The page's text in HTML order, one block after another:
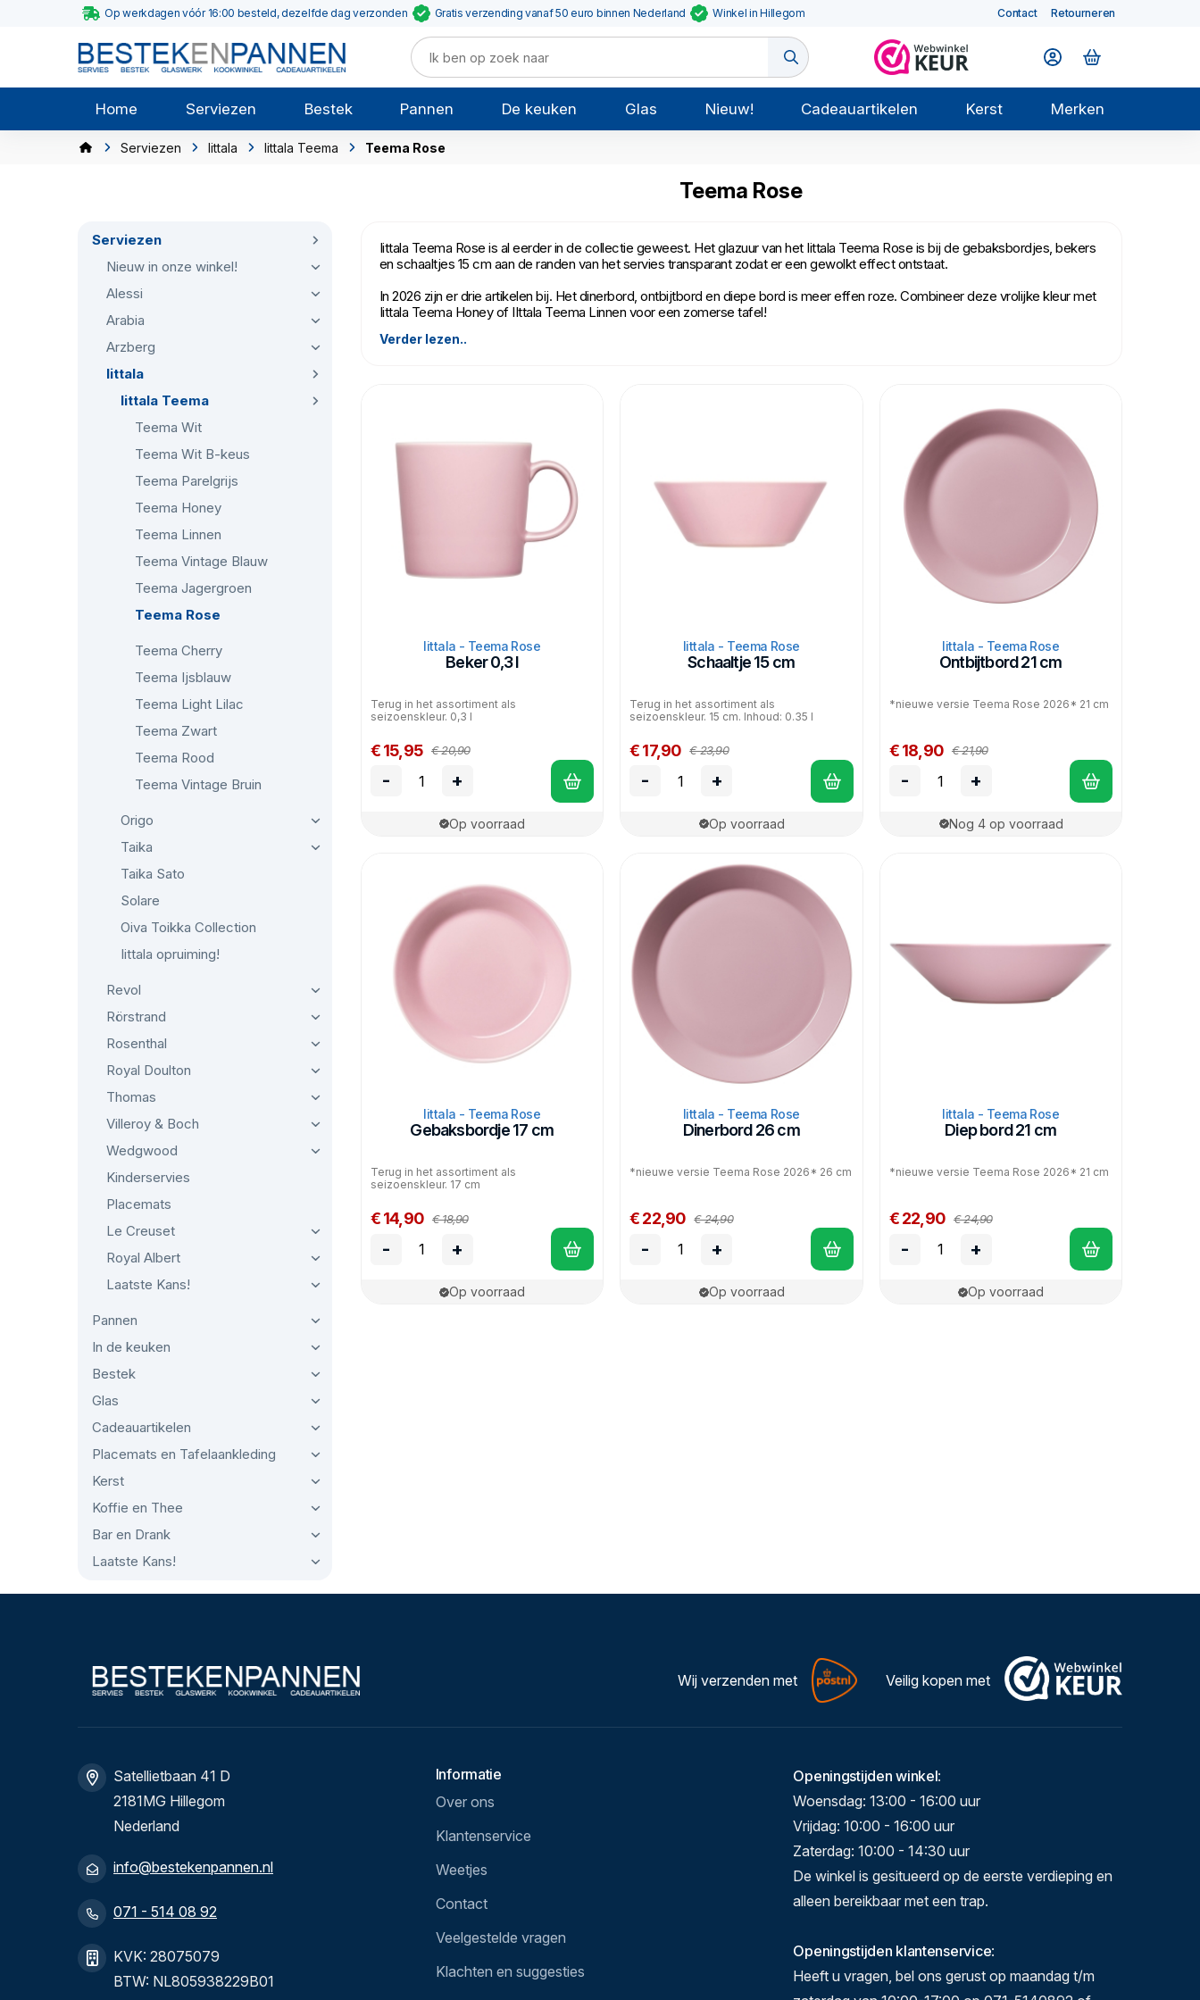
Op werkdagen vóór 16:00 besteld, dezelfde dag verzonden Gratis verzending vanaf 50 euro binnen Nederland Winkel in Hillegom Contact Retourneren
Home Serviezen Bestek Pannen De keuken Glas Nieuw! Cadeauartikelen Kerst Merken
Serviezen Iittala Iittala Teema Teema Rose
Serviezen
Nieuw in onze winkel!
Alessi
Arabia
Arzberg
Iittala
Iittala Teema
Teema Wit
Teema Wit B-keus
Teema Parelgrijs
Teema Honey
Teema Linnen
Teema Vintage Blauw
Teema Jagergroen
Teema Rose
Teema Cherry
Teema Ijsblauw
Teema Light Lilac
Teema Zwart
Teema Rood
Teema Vintage Bruin
Origo
Taika
Taika Sato
Solare
Oiva Toikka Collection
Iittala opruiming!
Revol
Rörstrand
Rosenthal
Royal Doulton
Thomas
Villeroy & Boch
Wedgwood
Kinderservies
Placemats
Le Creuset
Royal Albert
Laatste Kans!
Pannen
In de keuken
Bestek
Glas
Cadeauartikelen
Placemats en Tafelaankleding
Kerst
Koffie en Thee
Bar en Drank
Laatste Kans!
Teema Rose
Iittala Teema Rose is al eerder in de collectie geweest. Het glazuur van het Iittala Teema Rose is bij de gebaksbordjes, bekers
en schaaltjes 15 cm aan de randen van het servies transparant zodat er een gewolkt effect ontstaat.
In 2026 zijn er drie artikelen bij. Het dinerbord, ontbijtbord en diepe bord is meer effen roze. Combineer deze vrolijke kleur met
Iittala Teema Honey of IIttala Teema Linnen voor een zomerse tafel!
Iittala Teema Rose kan in de vaatwasser, magnetron, oven, en vriezer.
Verder lezen..
Iittala - Teema Rose
Beker 0,3 l
Terug in het assortiment als
seizoenskleur. 0,3 l
€ 15,95 € 20,90
- +
Op voorraad
Iittala - Teema Rose
Schaaltje 15 cm
Terug in het assortiment als
seizoenskleur. 15 cm. Inhoud: 0.35 l
€ 17,90 € 23,90
- +
Op voorraad
Iittala - Teema Rose
Ontbijtbord 21 cm
*nieuwe versie Teema Rose 2026* 21 cm
€ 18,90 € 21,90
- +
Nog 4 op voorraad
Iittala - Teema Rose
Gebaksbordje 17 cm
Terug in het assortiment als
seizoenskleur. 17 cm
€ 14,90 € 18,90
- +
Op voorraad
Iittala - Teema Rose
Dinerbord 26 cm
*nieuwe versie Teema Rose 2026* 26 cm
€ 22,90 € 24,90
- +
Op voorraad
Iittala - Teema Rose
Diep bord 21 cm
*nieuwe versie Teema Rose 2026* 21 cm
€ 22,90 € 24,90
- +
Op voorraad
Wij verzenden met Veilig kopen met
Satellietbaan 41 D
2181MG Hillegom
Nederland
info@bestekenpannen.nl
071 - 514 08 92
KVK: 28075079
BTW: NL805938229B01
Informatie
Over ons
Klantenservice
Weetjes
Contact
Veelgestelde vragen
Klachten en suggesties
Openingstijden winkel:
Woensdag: 13:00 - 16:00 uur
Vrijdag: 10:00 - 16:00 uur
Zaterdag: 10:00 - 14:30 uur
De winkel is gesitueerd op de eerste verdieping en
alleen bereikbaar met een trap.
Openingstijden klantenservice:
Heeft u vragen, bel ons gerust op maandag t/m